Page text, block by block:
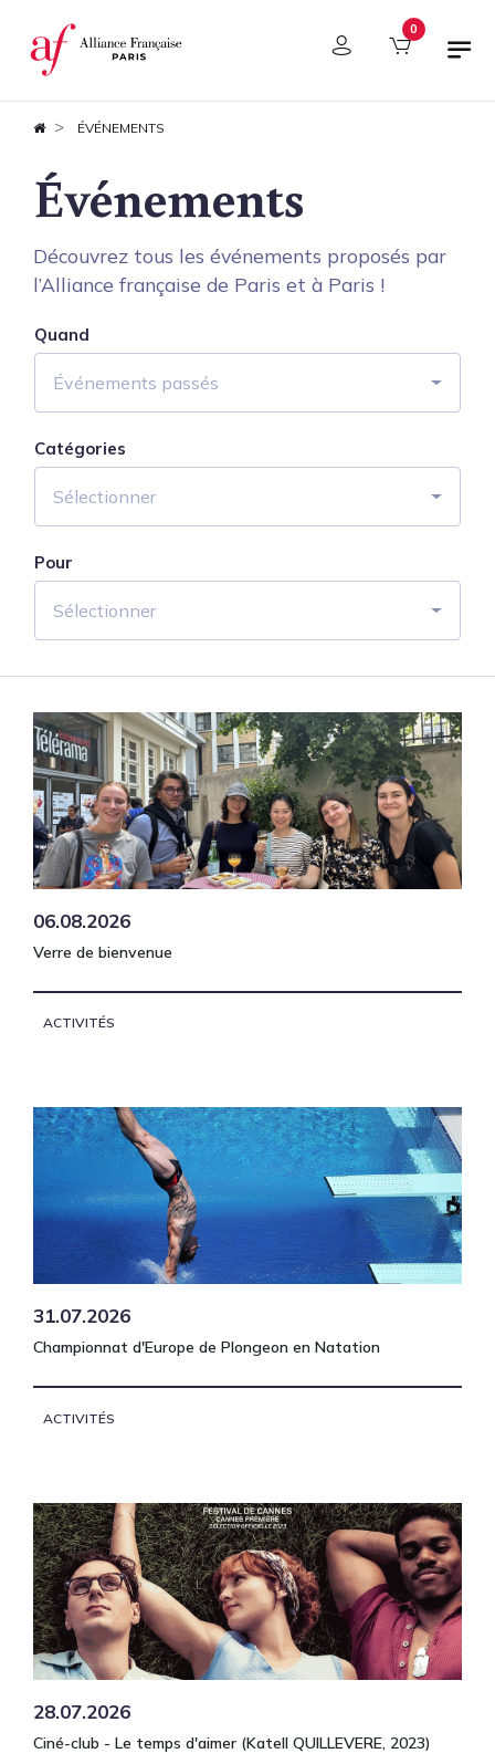
Panneau de gestion des cookies 0
ÉVÉNEMENTS
Événements
Découvrez tous les événements proposés par
l’Alliance française de Paris et à Paris !
Quand
Événements passés
Catégories
Sélectionner
Pour
Sélectionner
06.08.2026
Verre de bienvenue
ACTIVITÉS
31.07.2026
Championnat d'Europe de Plongeon en Natation
ACTIVITÉS
28.07.2026
Ciné-club - Le temps d'aimer (Katell QUILLEVERE, 2023)